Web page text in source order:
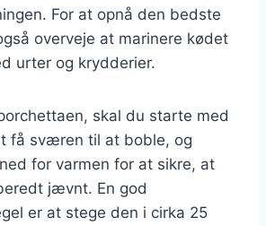
For at opnå den bedste
overveje at marinere kødet
urter og krydderier.
skal du starte med
få sværen til at boble, og
for varmen for at sikre, at
jævnt. En god
er at stege den i cirka 25